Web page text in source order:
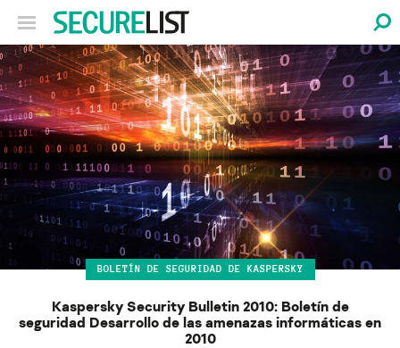
BOLETÍN DE SEGURIDAD DE KASPERSKY
Kaspersky Security Bulletin 2010: Boletín de
seguridad Desarrollo de las amenazas informáticas en
2010